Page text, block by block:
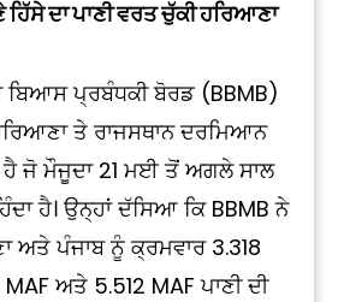
ਦਾ ਪਾਣੀ ਵਰਤ ਚੁੱਕੀ ਹਰਿਆਣਾ
ਬਿਆਸ ਪ੍ਰਬੰਧਕੀ ਬੋਰਡ (BBMB)
ਤੇ ਰਾਜਸਥਾਨ ਦਰਮਿਆਨ
ਹੈ ਜੋ ਮੌਜੂਦਾ 21 ਮਈ ਤੋਂ ਅਗਲੇ ਸਾਲ
ਹੈ। ਉਨ੍ਹਾਂ ਦੱਸਿਆ ਕਿ BBMB ਨੇ
ਅਤੇ ਪੰਜਾਬ ਨੂੰ ਕ੍ਰਮਵਾਰ 3.318
ਅਤੇ 5.512 MAF ਪਾਣੀ ਦੀ